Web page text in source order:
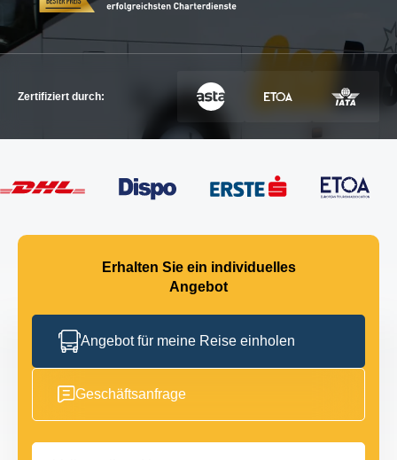
KONTAKTIEREN SIE UNS
KONTAKTIEREN SIE UNS
Zertifiziert durch:
Erhalten Sie ein individuelles
Angebot
Angebot für meine Reise einholen
Geschäftsanfrage
Vollständiger Name